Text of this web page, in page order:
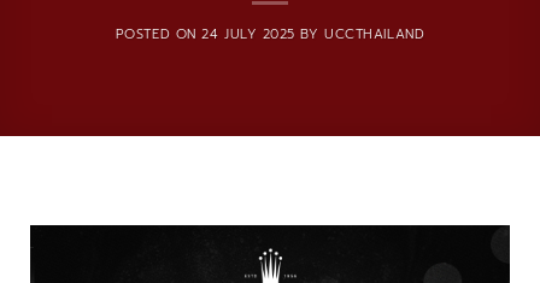
POSTED ON 24 JULY 2025 BYUCCTHAILAND